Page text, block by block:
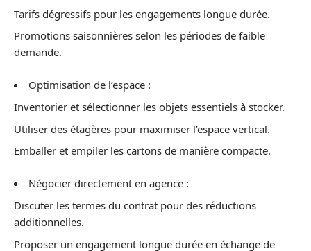
Tarifs dégressifs pour les engagements longue durée.
Promotions saisonnières selon les périodes de faible
demande.
Optimisation de l’espace :
Inventorier et sélectionner les objets essentiels à stocker.
Utiliser des étagères pour maximiser l’espace vertical.
Emballer et empiler les cartons de manière compacte.
Négocier directement en agence :
Discuter les termes du contrat pour des réductions
additionnelles.
Proposer un engagement longue durée en échange de